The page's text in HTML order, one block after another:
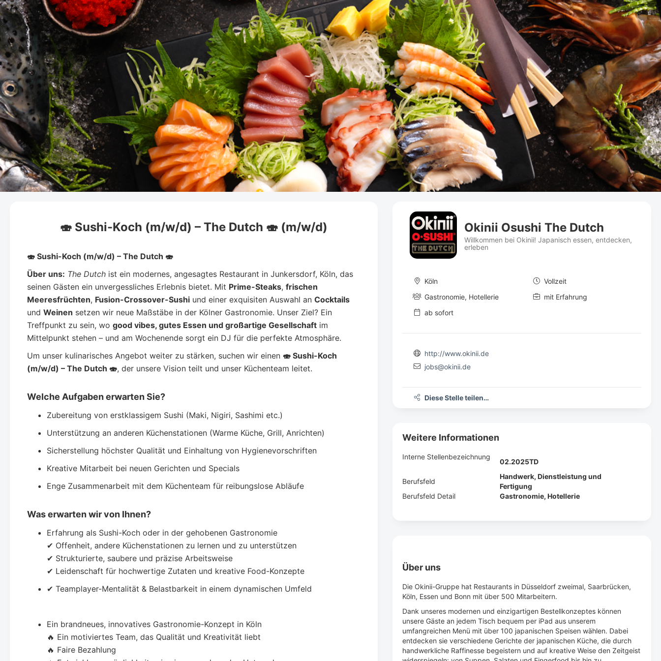
🍣 Sushi-Koch (m/w/d) – The Dutch 🍣 (m/w/d)
🍣 Sushi-Koch (m/w/d) – The Dutch 🍣
Über uns: The Dutch ist ein modernes, angesagtes Restaurant in Junkersdorf, Köln, das
seinen Gästen ein unvergessliches Erlebnis bietet. Mit Prime-Steaks, frischen
Meeresfrüchten, Fusion-Crossover-Sushi und einer exquisiten Auswahl an Cocktails
und Weinen setzen wir neue Maßstäbe in der Kölner Gastronomie. Unser Ziel? Ein
Treffpunkt zu sein, wo good vibes, gutes Essen und großartige Gesellschaft im
Mittelpunkt stehen – und am Wochenende sorgt ein DJ für die perfekte Atmosphäre.
Um unser kulinarisches Angebot weiter zu stärken, suchen wir einen 🍣 Sushi-Koch
(m/w/d) – The Dutch 🍣, der unsere Vision teilt und unser Küchenteam leitet.
Welche Aufgaben erwarten Sie?
Zubereitung von erstklassigem Sushi (Maki, Nigiri, Sashimi etc.)
Unterstützung an anderen Küchenstationen (Warme Küche, Grill, Anrichten)
Sicherstellung höchster Qualität und Einhaltung von Hygienevorschriften
Kreative Mitarbeit bei neuen Gerichten und Specials
Enge Zusammenarbeit mit dem Küchenteam für reibungslose Abläufe
Was erwarten wir von Ihnen?
Erfahrung als Sushi-Koch oder in der gehobenen Gastronomie
✔ Offenheit, andere Küchenstationen zu lernen und zu unterstützen
✔ Strukturierte, saubere und präzise Arbeitsweise
✔ Leidenschaft für hochwertige Zutaten und kreative Food-Konzepte
✔ Teamplayer-Mentalität & Belastbarkeit in einem dynamischen Umfeld
Ein brandneues, innovatives Gastronomie-Konzept in Köln
🔥 Ein motiviertes Team, das Qualität und Kreativität liebt
🔥 Faire Bezahlung
Okinii Osushi The Dutch
Willkommen bei Okinii! Japanisch essen, entdecken,
erleben
Köln
Vollzeit
Gastronomie, Hotellerie
mit Erfahrung
ab sofort
http://www.okinii.de
jobs@okinii.de
Diese Stelle teilen…
Weitere Informationen
Interne Stellenbezeichnung
02.2025TD
Berufsfeld
Handwerk, Dienstleistung und
Fertigung
Berufsfeld Detail
Gastronomie, Hotellerie
Über uns
Die Okinii-Gruppe hat Restaurants in Düsseldorf zweimal, Saarbrücken,
Köln, Essen und Bonn mit über 500 Mitarbeitern.
Dank unseres modernen und einzigartigen Bestellkonzeptes können
unsere Gäste an jedem Tisch bequem per iPad aus unserem
umfangreichen Menü mit über 100 japanischen Speisen wählen. Dabei
entdecken sie verschiedene Gerichte der japanischen Küche, die durch
handwerkliche Raffinesse begeistern und auf kreative Weise den Zeitgeist